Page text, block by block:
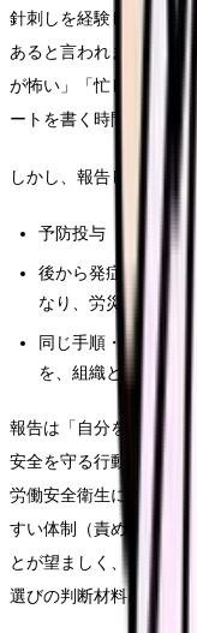
針刺しを経験した看護
あると言われます。背
が怖い」「忙しい職場
ートを書く時間がない」
しかし、報告しない場
予防投与（特にHIV
後から発症した場合
なり、労災認定で不
同じ手順・同じデ
を、組織として把握
報告は「自分を責めら
安全を守る行動」です
労働安全衛生に関する
すい体制（責めない・
とが望ましく、それが
選びの判断材料になりま